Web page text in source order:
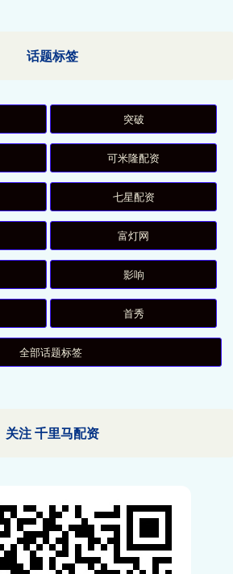
话题标签
突破
可米隆配资
七星配资
富灯网
影响
首秀
全部话题标签
关注 千里马配资